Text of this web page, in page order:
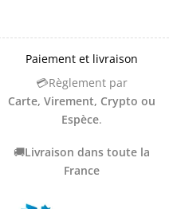
Paiement et livraison
💳Règlement par
Carte, Virement, Crypto ou
Espèce.
🚚Livraison dans toute la
France